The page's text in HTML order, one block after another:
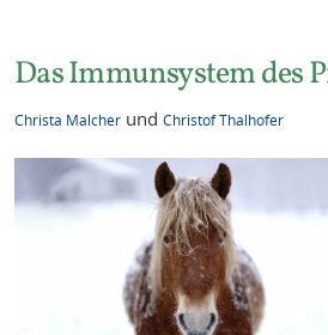
Das Immunsystem des
Christa Malcher undChristof Thalhofer